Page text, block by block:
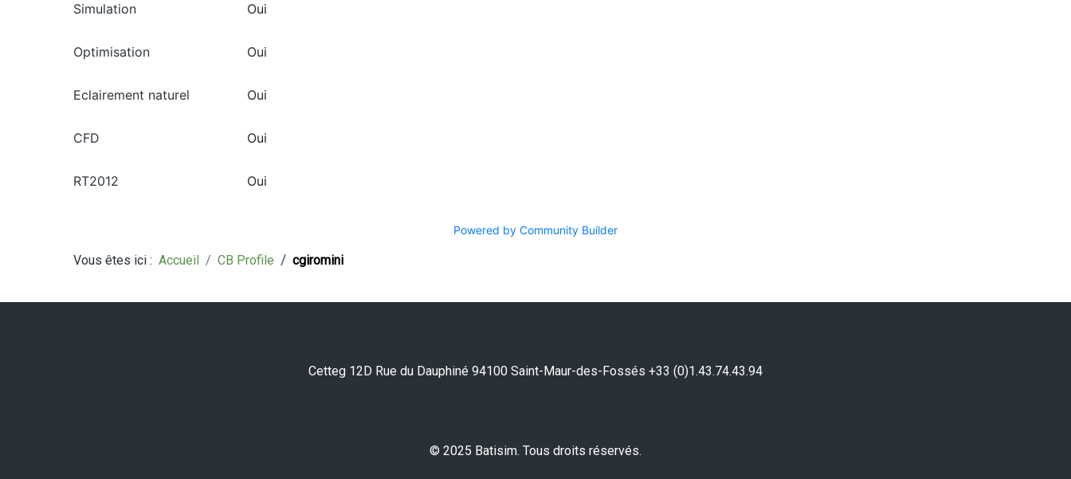
Simulation Oui
Optimisation Oui
Eclairement naturel Oui
CFD Oui
RT2012 Oui
Powered by Community Builder
Vous êtes ici : Accueil CB Profile cgiromini
Cetteg 12D Rue du Dauphiné 94100 Saint-Maur-des-Fossés +33 (0)1.43.74.43.94
© 2025 Batisim. Tous droits réservés.